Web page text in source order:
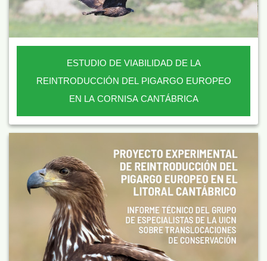
ESTUDIO DE VIABILIDAD DE LA
REINTRODUCCIÓN DEL PIGARGO EUROPEO
EN LA CORNISA CANTÁBRICA